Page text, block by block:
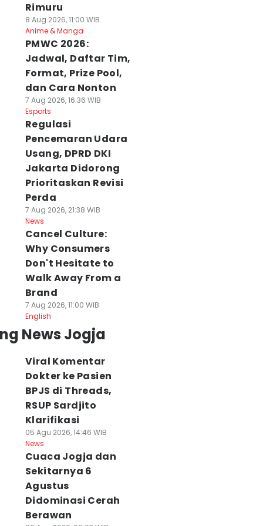
Rimuru
8 Aug 2026, 11:00 WIB
Anime & Manga
PMWC 2026:
Jadwal, Daftar Tim,
Format, Prize Pool,
dan Cara Nonton
7 Aug 2026, 16:36 WIB
Esports
Regulasi
Pencemaran Udara
Usang, DPRD DKI
Jakarta Didorong
Prioritaskan Revisi
Perda
7 Aug 2026, 21:38 WIB
News
Cancel Culture:
Why Consumers
Don't Hesitate to
Walk Away From a
Brand
7 Aug 2026, 11:00 WIB
English
News Jogja
Viral Komentar
Dokter ke Pasien
BPJS di Threads,
RSUP Sardjito
Klarifikasi
05 Agu 2026, 14:46 WIB
News
Cuaca Jogja dan
Sekitarnya 6
Agustus
Didominasi Cerah
Berawan